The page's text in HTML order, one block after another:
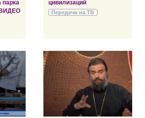
парка
цивилизаций
Передачи на ТВ